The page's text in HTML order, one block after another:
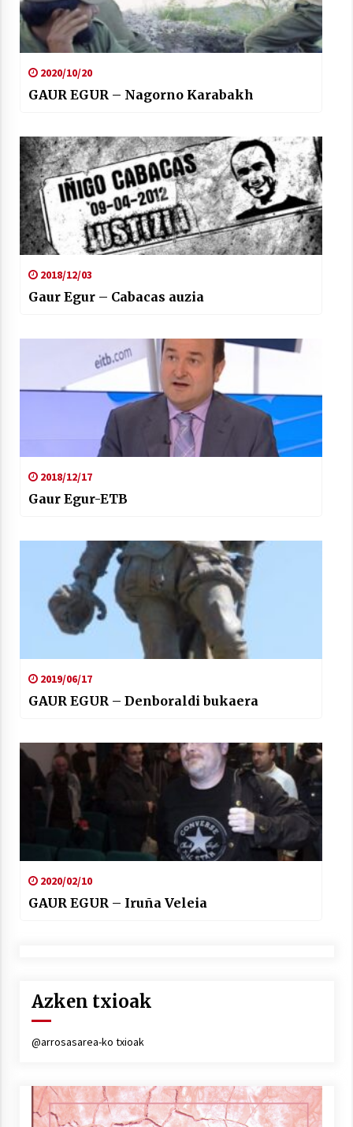
2020/10/20
GAUR EGUR – Nagorno Karabakh
2018/12/03
Gaur Egur – Cabacas auzia
2018/12/17
Gaur Egur-ETB
2019/06/17
GAUR EGUR – Denboraldi bukaera
2020/02/10
GAUR EGUR – Iruña Veleia
Azken txioak
@arrosasarea-ko txioak